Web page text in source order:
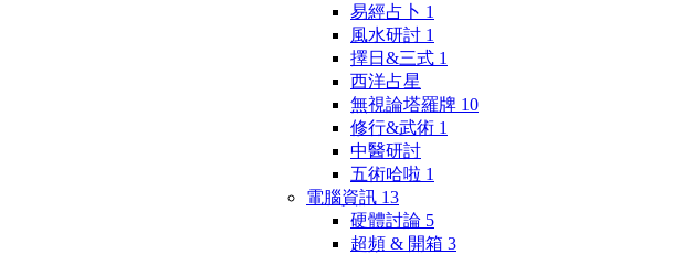
易經占卜 1
風水研討 1
擇日&三式 1
西洋占星
無視論塔羅牌 10
修行&武術 1
中醫研討
五術哈啦 1
電腦資訊 13
硬體討論 5
超頻 & 開箱 3